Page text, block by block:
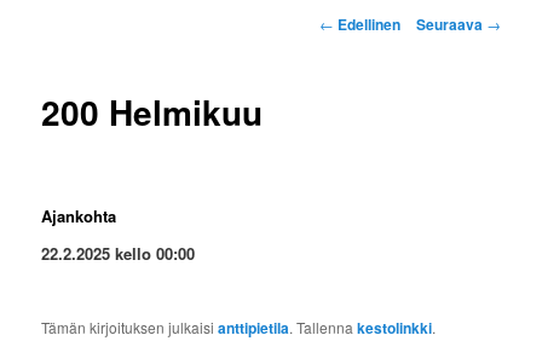
Artikkelien
← Edellinen Seuraava →
200 Helmikuu
Ajankohta
22.2.2025 kello 00:00
Tämän kirjoituksen julkaisianttipietila. Tallennakestolinkki.